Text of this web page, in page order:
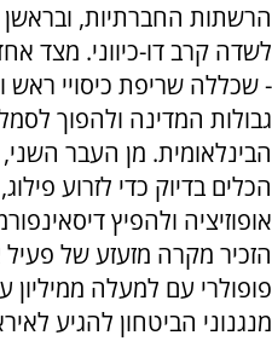
הרשתות החברתיות,
לשדה קרב דו-כיווני. מצד
- שכללה שריפת כיסויי ראש
גבולות המדינה ולהפוך
הבינלאומית. מן העבר
הכלים בדיוק כדי לזרוע
אופוזיציה ולהפיץ
הזכיר מקרה מזעזע של
פופולרי עם למעלה ממיליון
מנגנוני הביטחון להגיע